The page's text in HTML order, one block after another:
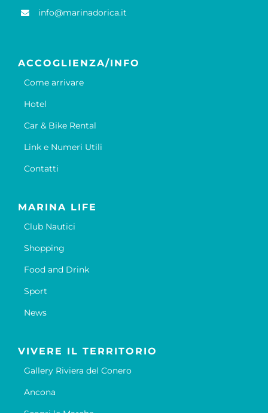
info@marinadorica.it
ACCOGLIENZA/INFO
Come arrivare
Hotel
Car & Bike Rental
Link e Numeri Utili
Contatti
MARINA LIFE
Club Nautici
Shopping
Food and Drink
Sport
News
VIVERE IL TERRITORIO
Gallery Riviera del Conero
Ancona